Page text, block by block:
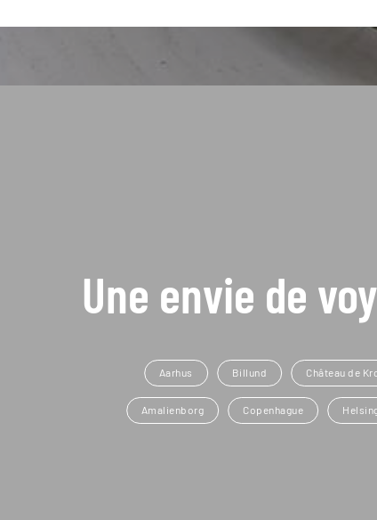
Une envie de
Aarhus Billund Château de
Amalienborg Copenhague